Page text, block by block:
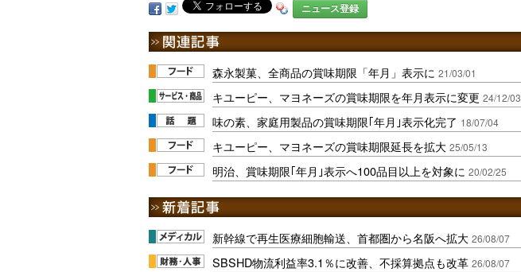
ニュース登録
森永製菓、全商品の賞味期限「年月」表示に 21/03/01
キユーピー、マヨネーズの賞味期限を年月表示に変更 24/12/03
味の素、家庭用製品の賞味期限｢年月｣表示化完了 18/07/04
キユーピー、マヨネーズの賞味期限延長を拡大 25/05/13
明治、賞味期限｢年月｣表示へ100品目以上を対象に 20/02/25
新幹線で再生医療細胞輸送、首都圏から名阪へ拡大 26/08/07
SBSHD物流利益率3.1％に改善、不採算拠点も改革 26/08/07